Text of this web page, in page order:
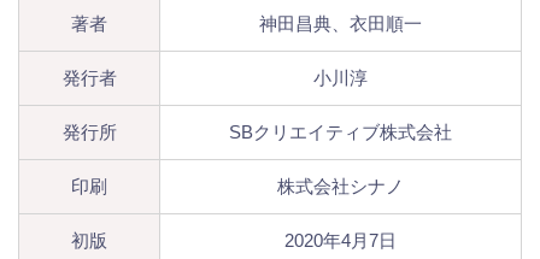
著者 神田昌典、衣田順一
発行者 小川淳
発行所 SBクリエイティブ株式会社
印刷 株式会社シナノ
初版 2020年4月7日